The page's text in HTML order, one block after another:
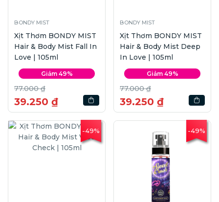
BONDY MIST
Xịt Thơm BONDY MIST
Hair & Body Mist Fall In
Love | 105ml
Giảm 49%
77.000 ₫
39.250 ₫
BONDY MIST
Xịt Thơm BONDY MIST
Hair & Body Mist Deep
In Love | 105ml
Giảm 49%
77.000 ₫
39.250 ₫
-49% -49%